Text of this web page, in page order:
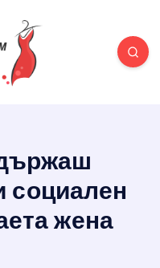
социален
жена